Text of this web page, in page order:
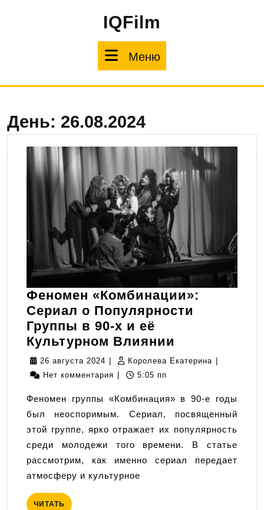
IQFilm
Меню
День: 26.08.2024
Феномен «Комбинации»:
Сериал о Популярности
Группы в 90-х и её
Культурном Влиянии
Группы
в
90-
х
26 августа 2024 26
августа
Королева Екатерина Королева
Нет комментария
5:05 пп
Феномен группы «Комбинация» в 90-е годы
был неоспоримым. Сериал, посвященный
этой группе, ярко отражает их популярность
среди молодежи того времени. В статье
рассмотрим, как именно сериал передает
атмосферу и культурное
ЧИТАТЬ ЧИТАТЬ